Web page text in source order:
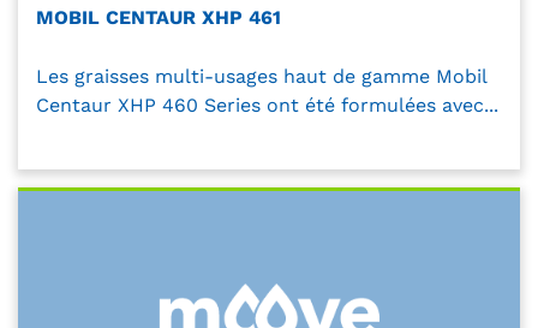
MOBIL CENTAUR XHP 461
Les graisses multi-usages haut de gamme Mobil
Centaur XHP 460 Series ont été formulées avec...